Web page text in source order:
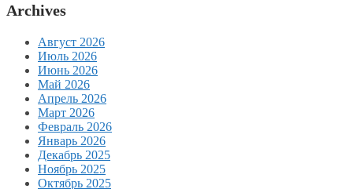
Archives
Август 2026
Июль 2026
Июнь 2026
Май 2026
Апрель 2026
Март 2026
Февраль 2026
Январь 2026
Декабрь 2025
Ноябрь 2025
Октябрь 2025